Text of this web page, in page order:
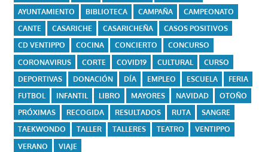
AYUNTAMIENTO
BIBLIOTECA CAMPAÑA
CAMPEONATO
CANTE
CASARICHE CASARICHEÑA
CASOS POSITIVOS
CD VENTIPPO
COCINA CONCIERTO
CONCURSO
CORONAVIRUS
CORTE COVID19 CULTURAL
CURSO
DEPORTIVAS
DONACIÓN DÍA EMPLEO ESCUELA
FERIA
FUTBOL
INFANTIL LIBRO MAYORES NAVIDAD
OTOÑO
PRÓXIMAS
RECOGIDA RESULTADOS RUTA
SANGRE
TAEKWONDO
TALLER TALLERES TEATRO
VENTIPPO
VERANO
VIAJE